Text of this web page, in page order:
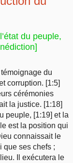
du peuple,
du
corruption. [1:5]
cérémonies
la justice. [1:18]
peuple, [1:19] et la
est la position qui
connaissait le
que ses chefs ;
Il exécutera le